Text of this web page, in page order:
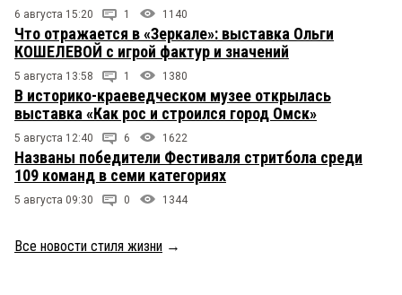
6 августа 15:20 1 1140
Что отражается в «Зеркале»: выставка Ольги
КОШЕЛЕВОЙ с игрой фактур и значений
5 августа 13:58 1 1380
В историко-краеведческом музее открылась
выставка «Как рос и строился город Омск»
5 августа 12:40 6 1622
Названы победители Фестиваля стритбола среди
109 команд в семи категориях
5 августа 09:30 0 1344
Все новости стиля жизни →